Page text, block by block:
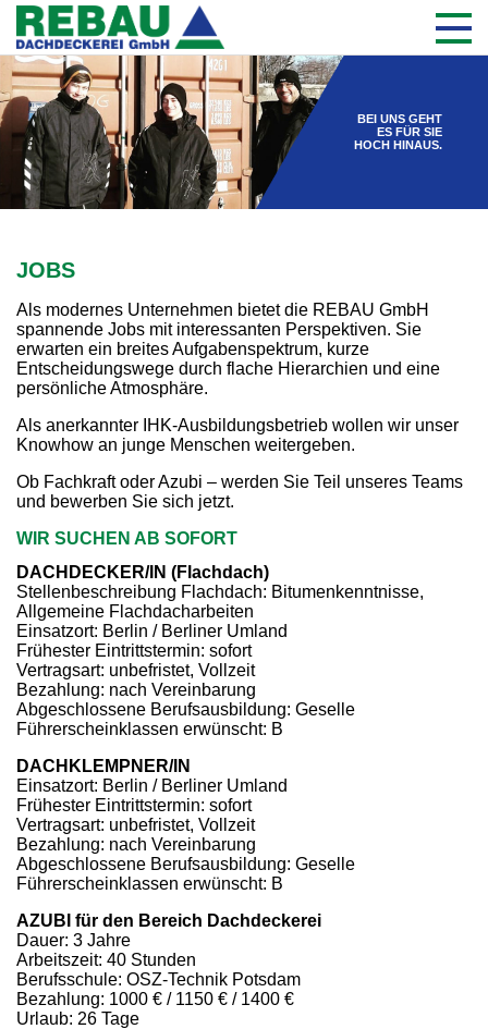
BEI UNS GEHT
ES FÜR SIE
HOCH HINAUS.
JOBS
Als modernes Unternehmen bietet die REBAU GmbH
spannende Jobs mit interessanten Perspektiven. Sie
erwarten ein breites Aufgabenspektrum, kurze
Entscheidungswege durch flache Hierarchien und eine
persönliche Atmosphäre.
Als anerkannter IHK-Ausbildungsbetrieb wollen wir unser
Knowhow an junge Menschen weitergeben.
Ob Fachkraft oder Azubi – werden Sie Teil unseres Teams
und bewerben Sie sich jetzt.
WIR SUCHEN AB SOFORT
DACHDECKER/IN (Flachdach)
Stellenbeschreibung Flachdach: Bitumenkenntnisse,
Allgemeine Flachdacharbeiten
Einsatzort: Berlin / Berliner Umland
Frühester Eintrittstermin: sofort
Vertragsart: unbefristet, Vollzeit
Bezahlung: nach Vereinbarung
Abgeschlossene Berufsausbildung: Geselle
Führerscheinklassen erwünscht: B
DACHKLEMPNER/IN
Einsatzort: Berlin / Berliner Umland
Frühester Eintrittstermin: sofort
Vertragsart: unbefristet, Vollzeit
Bezahlung: nach Vereinbarung
Abgeschlossene Berufsausbildung: Geselle
Führerscheinklassen erwünscht: B
AZUBI für den Bereich Dachdeckerei
Dauer: 3 Jahre
Arbeitszeit: 40 Stunden
Berufsschule: OSZ-Technik Potsdam
Bezahlung: 1000 € / 1150 € / 1400 €
Urlaub: 26 Tage